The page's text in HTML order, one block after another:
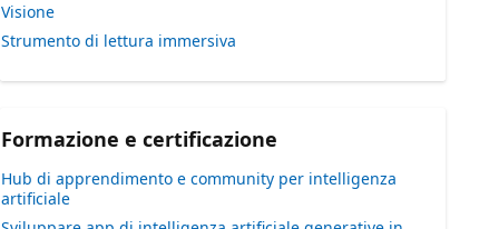
Visione
Strumento di lettura immersiva
Formazione e certificazione
Hub di apprendimento e community per intelligenza
artificiale